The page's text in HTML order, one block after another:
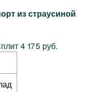
из страусиной
4 175 руб.